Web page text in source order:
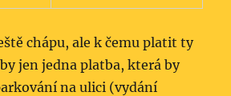
chápu, ale k čemu platit ty
jen jedna platba, která by
na ulici (vydání